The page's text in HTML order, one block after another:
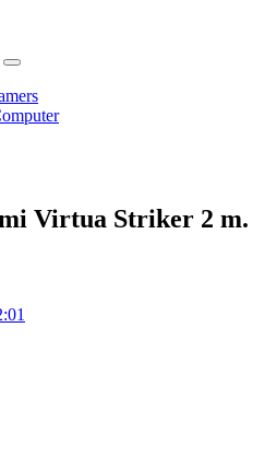
Virtua Striker 2 m.